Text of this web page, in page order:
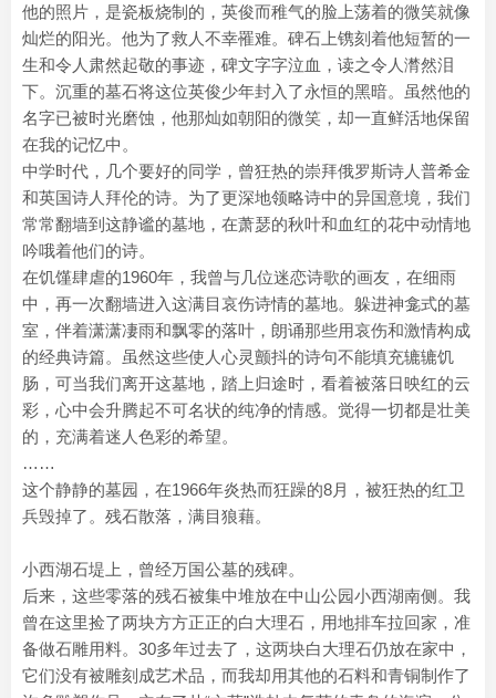
他的照片，是瓷板烧制的，英俊而稚气的脸上荡着的微笑就像
灿烂的阳光。他为了救人不幸罹难。碑石上镌刻着他短暂的一
生和令人肃然起敬的事迹，碑文字字泣血，读之令人潸然泪
下。沉重的墓石将这位英俊少年封入了永恒的黑暗。虽然他的
名字已被时光磨蚀，他那灿如朝阳的微笑，却一直鲜活地保留
在我的记忆中。
中学时代，几个要好的同学，曾狂热的崇拜俄罗斯诗人普希金
和英国诗人拜伦的诗。为了更深地领略诗中的异国意境，我们
常常翻墙到这静谧的墓地，在萧瑟的秋叶和血红的花中动情地
吟哦着他们的诗。
在饥馑肆虐的1960年，我曾与几位迷恋诗歌的画友，在细雨
中，再一次翻墙进入这满目哀伤诗情的墓地。躲进神龛式的墓
室，伴着潇潇凄雨和飘零的落叶，朗诵那些用哀伤和激情构成
的经典诗篇。虽然这些使人心灵颤抖的诗句不能填充辘辘饥
肠，可当我们离开这墓地，踏上归途时，看着被落日映红的云
彩，心中会升腾起不可名状的纯净的情感。觉得一切都是壮美
的，充满着迷人色彩的希望。
……
这个静静的墓园，在1966年炎热而狂躁的8月，被狂热的红卫
兵毁掉了。残石散落，满目狼藉。
小西湖石堤上，曾经万国公墓的残碑。
后来，这些零落的残石被集中堆放在中山公园小西湖南侧。我
曾在这里捡了两块方方正正的白大理石，用地排车拉回家，准
备做石雕用料。30多年过去了，这两块白大理石仍放在家中，
它们没有被雕刻成艺术品，而我却用其他的石料和青铜制作了